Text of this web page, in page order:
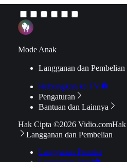
Mode Anak
Langganan dan Pembelian
Hubungkan ke TV
Pengaturan
Bantuan dan Lainnya
Hak Cipta ©2026 Vidio.com
Langganan dan Pembelian
Langganan Premier